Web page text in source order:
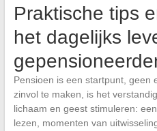
Praktische tips
het dagelijks
Pensioen is een startpunt, geen
zinvol te maken, is het
lichaam en geest stimuleren:
lezen, momenten van